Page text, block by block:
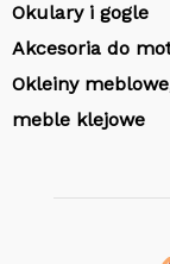
Okulary i gogle
Akcesoria do
Okleiny
meble klejowe